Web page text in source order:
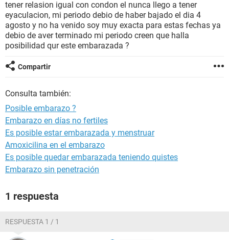
SEXUALIDAD
GLOSARIO
tener relasion igual con condon el nunca llego a tener
eyaculacion, mi periodo debio de haber bajado el dia 4
agosto y no ha venido soy muy exacta para estas fechas ya
debio de aver terminado mi periodo creen que halla
posibilidad qur este embarazada ?
Compartir
Consulta también:
Posible embarazo ?
Embarazo en días no fertiles
Es posible estar embarazada y menstruar
Amoxicilina en el embarazo
Es posible quedar embarazada teniendo quistes
Embarazo sin penetración
1 respuesta
RESPUESTA 1 / 1